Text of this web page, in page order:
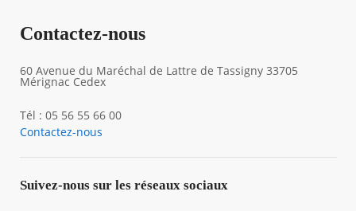
Contactez-nous
60 Avenue du Maréchal de Lattre de Tassigny 33705
Mérignac Cedex
Tél : 05 56 55 66 00
Contactez-nous
Suivez-nous sur les réseaux sociaux